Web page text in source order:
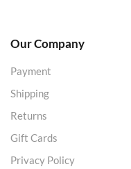
Our Company
Payment
Shipping
Returns
Gift Cards
Privacy Policy